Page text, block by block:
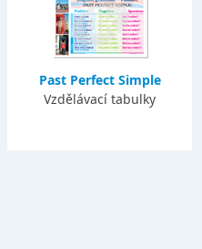
Past Perfect Simple
Vzdělávací tabulky